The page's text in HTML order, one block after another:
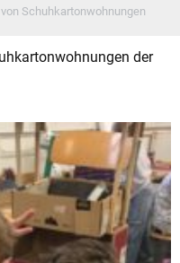
Schuhkartonwohnungen
der